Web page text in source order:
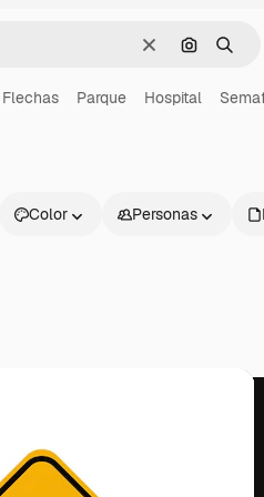
BorrarBuscar
Flechas Parque Hospital
Color Personas
Información útil